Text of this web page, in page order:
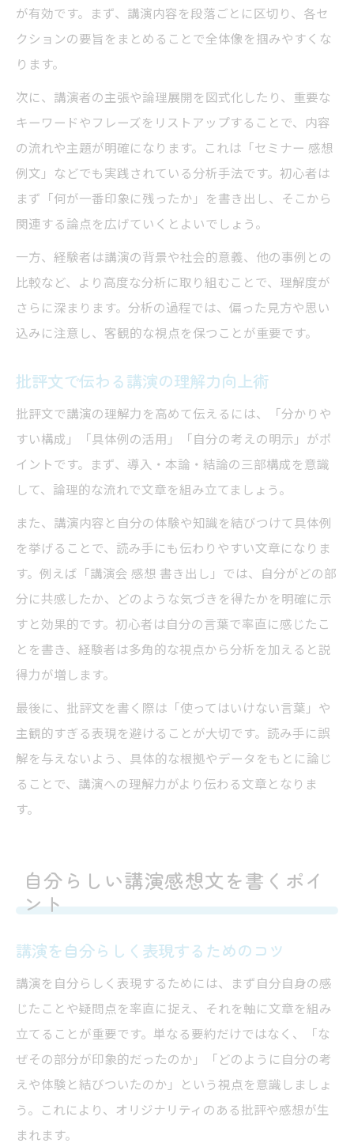
が有効です。まず、講演内容を段落ごとに区切り、各セ
クションの要旨をまとめることで全体像を掴みやすくな
ります。
次に、講演者の主張や論理展開を図式化したり、重要な
キーワードやフレーズをリストアップすることで、内容
の流れや主題が明確になります。これは「セミナー 感想
例文」などでも実践されている分析手法です。初心者は
まず「何が一番印象に残ったか」を書き出し、そこから
関連する論点を広げていくとよいでしょう。
一方、経験者は講演の背景や社会的意義、他の事例との
比較など、より高度な分析に取り組むことで、理解度が
さらに深まります。分析の過程では、偏った見方や思い
込みに注意し、客観的な視点を保つことが重要です。
批評文で伝わる講演の理解力向上術
批評文で講演の理解力を高めて伝えるには、「分かりや
すい構成」「具体例の活用」「自分の考えの明示」がポ
イントです。まず、導入・本論・結論の三部構成を意識
して、論理的な流れで文章を組み立てましょう。
また、講演内容と自分の体験や知識を結びつけて具体例
を挙げることで、読み手にも伝わりやすい文章になりま
す。例えば「講演会 感想 書き出し」では、自分がどの部
分に共感したか、どのような気づきを得たかを明確に示
すと効果的です。初心者は自分の言葉で率直に感じたこ
とを書き、経験者は多角的な視点から分析を加えると説
得力が増します。
最後に、批評文を書く際は「使ってはいけない言葉」や
主観的すぎる表現を避けることが大切です。読み手に誤
解を与えないよう、具体的な根拠やデータをもとに論じ
ることで、講演への理解力がより伝わる文章となりま
す。
自分らしい講演感想文を書くポイ
ント
講演を自分らしく表現するためのコツ
講演を自分らしく表現するためには、まず自分自身の感
じたことや疑問点を率直に捉え、それを軸に文章を組み
立てることが重要です。単なる要約だけではなく、「な
ぜその部分が印象的だったのか」「どのように自分の考
えや体験と結びついたのか」という視点を意識しましょ
う。これにより、オリジナリティのある批評や感想が生
まれます。